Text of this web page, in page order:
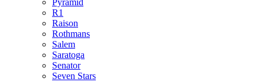
Pyramid
R1
Raison
Rothmans
Salem
Saratoga
Senator
Seven Stars